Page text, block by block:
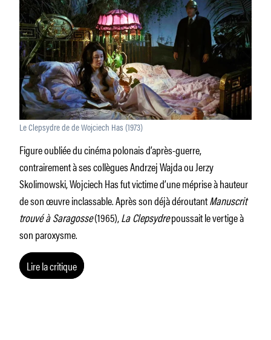
Le Clepsydre de de Wojciech Has (1973)
Figure oubliée du cinéma polonais d’après-guerre,
contrairement à ses collègues Andrzej Wajda ou Jerzy
Skolimowski, Wojciech Has fut victime d’une méprise à hauteur
de son œuvre inclassable. Après son déjà déroutantManuscrit
trouvé à Saragosse(1965),La Clepsydrepoussait le vertige à
son paroxysme.
Lire la critique